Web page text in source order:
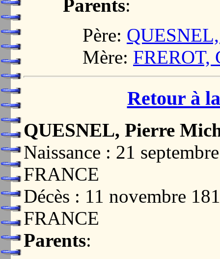
Parents:
Père:
Mère: FREROT,
Retour à
QUESNEL, Pierre
Naissance : 21
FRANCE
Décès : 11 novembre
FRANCE
Parents: